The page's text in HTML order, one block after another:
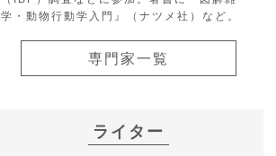
学・動物行動学入門』（ナツメ社）など。
専門家一覧
ライター